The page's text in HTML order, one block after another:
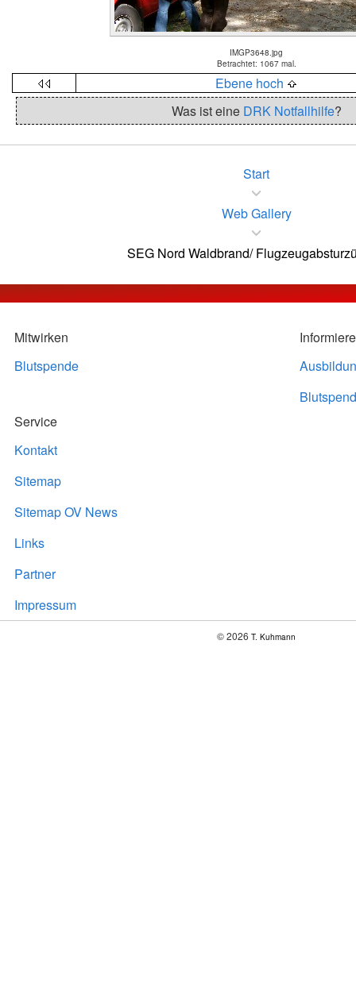
IMGP3648.jpg
Betrachtet: 1067 mal.
Ebene hoch
Was ist eine DRK Notfallhilfe?
Start
Web Gallery
SEG Nord Waldbrand/
Mitwirken
Blutspende
Service
Kontakt
Sitemap
Sitemap OV News
Links
Partner
Impressum
© 2026 T. Kuhmann